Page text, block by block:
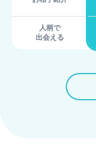
人柄で
出会える